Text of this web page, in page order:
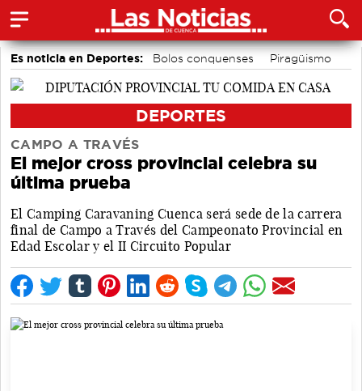
Es noticia en Deportes: Bolos conquenses
Piragüismo
Motor
DEPORTES
CAMPO A TRAVÉS
El mejor cross provincial celebra su
última prueba
El Camping Caravaning Cuenca será sede de la carrera
final de Campo a Través del Campeonato Provincial en
Edad Escolar y el II Circuito Popular